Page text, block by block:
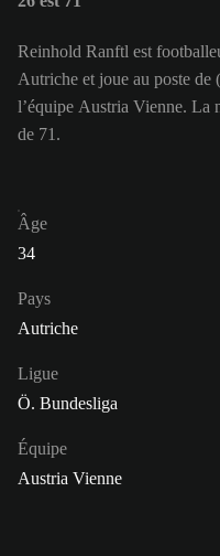
Reinhold Ranftl est
Autriche et joue au poste
l’équipe Austria Vienne. La
de 71.
Âge
34
Pays
Autriche
Ligue
Ö. Bundesliga
Équipe
Austria Vienne